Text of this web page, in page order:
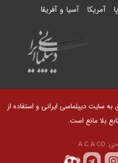
آمریکا آسیا و آفریقا
سایت دیپلماسی ایرانی و استفاده از
بلا مانع است.
A.C.A CO